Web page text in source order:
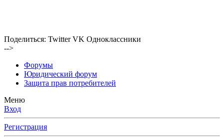
Поделиться: Twitter VK Одноклассники
-->
Форумы
Юридический форум
Защита прав потребителей
Меню
Вход
Регистрация